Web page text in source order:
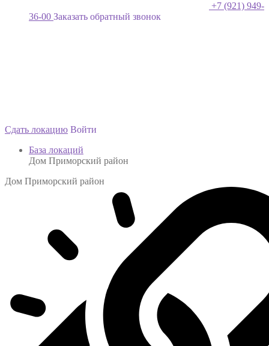
+7 (921) 949-
36-00 Заказать обратный звонок
Сдать локацию Войти
База локаций
Дом Приморский район
Дом Приморский район